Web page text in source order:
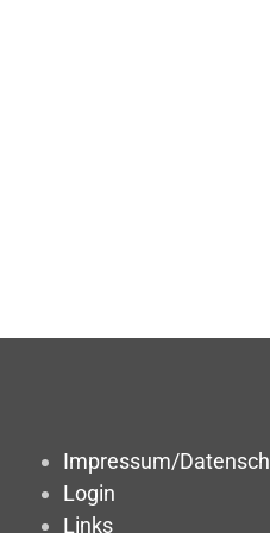
Impressum/
Login
Links